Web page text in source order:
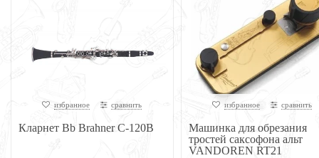
избранное сравнить
Кларнет Bb Brahner C-120B
избранное сравнить
Машинка для обрезания
тростей саксофона альт
VANDOREN RT21